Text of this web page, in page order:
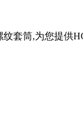
套筒,为您提供